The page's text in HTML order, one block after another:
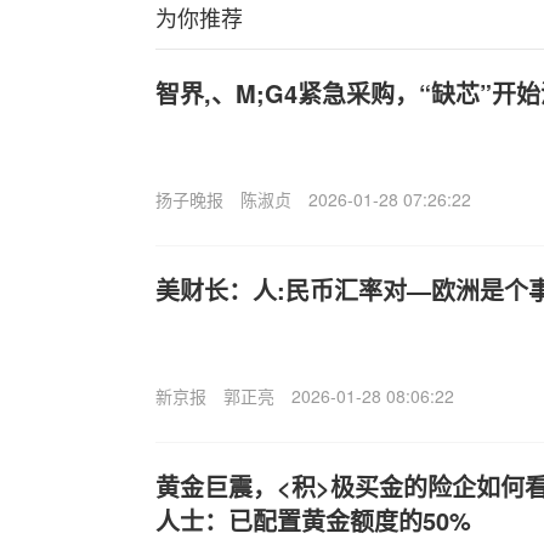
为你推荐
智界,、M;G4紧急采购，“缺芯”开
扬子晚报 陈淑贞 2026-01-28 07:26:22
美财长：人:民币汇率对—欧洲是个
新京报 郭正亮 2026-01-28 08:06:22
黄金巨震，<积>极买金的险企如何
人士：已配置黄金额度的50%